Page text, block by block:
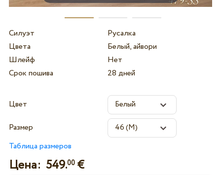
Силуэт
Русалка
Цвета
Белый, айвори
Шлейф
Нет
Срок пошива
28 дней
Цвет
Размер
Таблица размеров
Цена: 549.00€